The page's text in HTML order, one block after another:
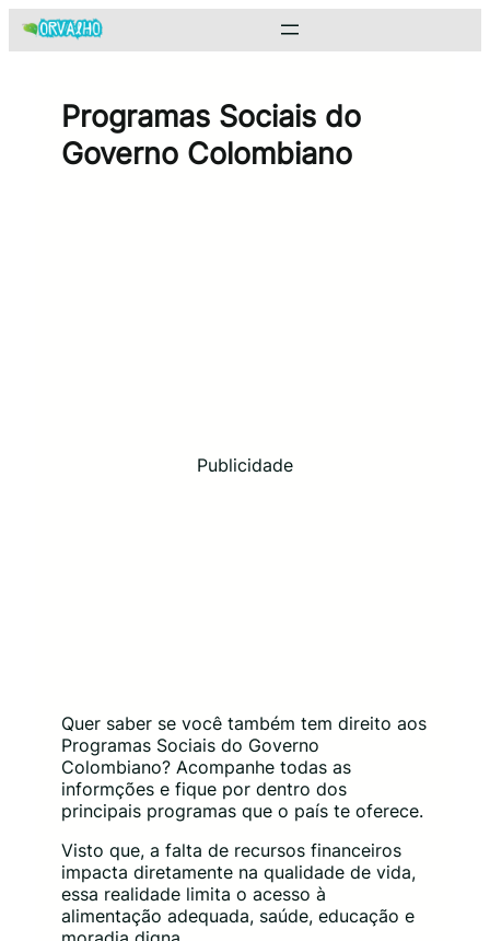
Pular
para
Programas Sociais do
Governo Colombiano
Publicidade
Quer saber se você também tem direito aos
Programas Sociais do Governo
Colombiano? Acompanhe todas as
informções e fique por dentro dos
principais programas que o país te oferece.
Visto que, a falta de recursos financeiros
impacta diretamente na qualidade de vida,
essa realidade limita o acesso à
alimentação adequada, saúde, educação e